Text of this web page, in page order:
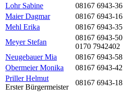
Lohr Sabine
08167 6943-36
Maier Dagmar
08167 6943-16
Mehl Erika
08167 6943-35
Meyer Stefan
08167 6943-50
0170 7942402
Neugebauer Mia
08167 6943-58
Obermeier Monika
08167 6943-42
Priller Helmut
Erster Bürgermeister
08167 6943-18